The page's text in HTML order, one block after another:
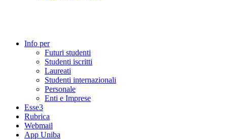
Info per
Futuri studenti
Studenti iscritti
Laureati
Studenti internazionali
Personale
Enti e Imprese
Esse3
Rubrica
Webmail
App Uniba